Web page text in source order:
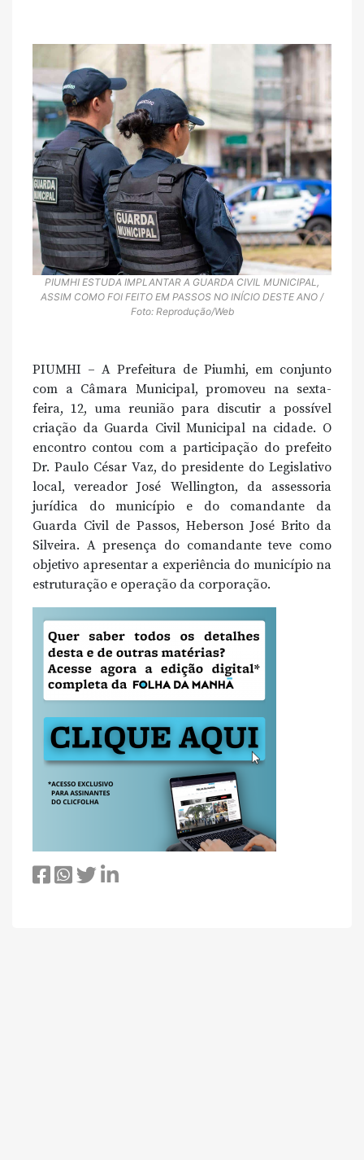
PIUMHI ESTUDA IMPLANTAR A GUARDA CIVIL MUNICIPAL,
ASSIM COMO FOI FEITO EM PASSOS NO INÍCIO DESTE ANO /
Foto: Reprodução/Web
PIUMHI – A Prefeitura de Piumhi, em conjunto
com a Câmara Municipal, promoveu na sexta-
feira, 12, uma reunião para discutir a possível
criação da Guarda Civil Municipal na cidade. O
encontro contou com a participação do prefeito
Dr. Paulo César Vaz, do presidente do Legislativo
local, vereador José Wellington, da assessoria
jurídica do município e do comandante da
Guarda Civil de Passos, Heberson José Brito da
Silveira. A presença do comandante teve como
objetivo apresentar a experiência do município na
estruturação e operação da corporação.